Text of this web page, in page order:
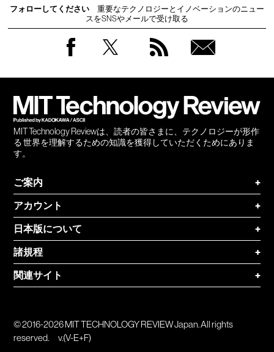
フォローしてください
重要なテクノロジーとイノベーションのニュー
スをSNSやメールで受け取る
MIT Technology Reviewは、読者の皆さまに、テクノロジーが形作
る 世界を理解するための知識を獲得していただくためにありま
す。
ご案内
+
アカウント
+
日本版について
+
諸規程
+
関連サイト
+
© 2016-2026 MIT TECHNOLOGY REVIEW Japan. All rights
reserved.
v.(V-E+F)